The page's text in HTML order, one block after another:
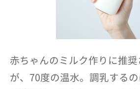
赤ちゃんのミルク作りに推奨
が、70度の温水。調乳する